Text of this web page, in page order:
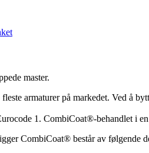
master.
armaturer på markedet. Ved å
1. CombiCoat®-behandlet i en
CombiCoat® består av følgende